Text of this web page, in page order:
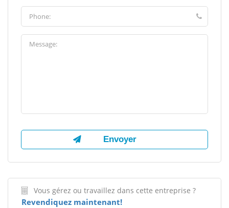
Vous gérez ou travaillez dans cette entreprise ?
Revendiquez maintenant!